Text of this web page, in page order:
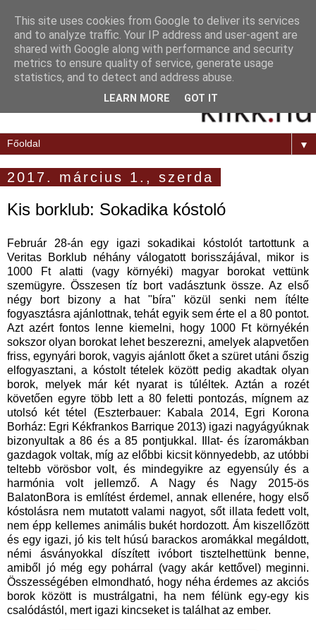
▼
2017. március 1., szerda
Kis borklub: Sokadika kóstoló
Február 28-án egy igazi sokadikai kóstolót tartottunk a
Veritas Borklub néhány válogatott borisszájával, mikor is
1000 Ft alatti (vagy környéki) magyar borokat vettünk
szemügyre. Összesen tíz bort vadásztunk össze. Az első
négy bort bizony a hat "bíra" közül senki nem ítélte
fogyasztásra ajánlottnak, tehát egyik sem érte el a 80 pontot.
Azt azért fontos lenne kiemelni, hogy 1000 Ft környékén
sokszor olyan borokat lehet beszerezni, amelyek alapvetően
friss, egynyári borok, vagyis ajánlott őket a szüret utáni őszig
elfogyasztani, a kóstolt tételek között pedig akadtak olyan
borok, melyek már két nyarat is túléltek. Aztán a rozét
követően egyre több lett a 80 feletti pontozás, mígnem az
utolsó két tétel (Eszterbauer: Kabala 2014, Egri Korona
Borház: Egri Kékfrankos Barrique 2013) igazi nagyágyúknak
bizonyultak a 86 és a 85 pontjukkal. Illat- és ízaromákban
gazdagok voltak, míg az előbbi kicsit könnyedebb, az utóbbi
teltebb vörösbor volt, és mindegyikre az egyensúly és a
harmónia volt jellemző. A Nagy és Nagy 2015-ös
BalatonBora is említést érdemel, annak ellenére, hogy első
kóstolásra nem mutatott valami nagyot, sőt illata fedett volt,
nem épp kellemes animális bukét hordozott. Ám kiszellőzött
és egy igazi, jó kis telt húsú barackos aromákkal megáldott,
némi ásványokkal díszített ivóbort tisztelhettünk benne,
amiből jó még egy pohárral (vagy akár kettővel) meginni.
Összességében elmondható, hogy néha érdemes az akciós
borok között is mustrálgatni, ha nem félünk egy-egy kis
csalódástól, mert igazi kincseket is találhat az ember.
This site uses cookies from Google to deliver its services
and to analyze traffic. Your IP address and user-agent are
shared with Google along with performance and security
metrics to ensure quality of service, generate usage
statistics, and to detect and address abuse.
LEARN MORE GOT IT